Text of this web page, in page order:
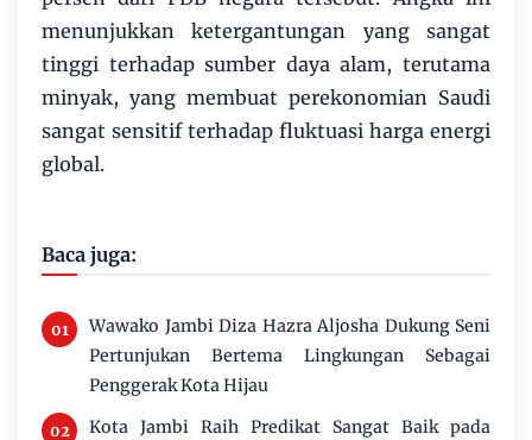
menunjukkan ketergantungan yang sangat
tinggi terhadap sumber daya alam, terutama
minyak, yang membuat perekonomian Saudi
sangat sensitif terhadap fluktuasi harga energi
global.
Baca juga:
Wawako Jambi Diza Hazra Aljosha Dukung Seni
Pertunjukan Bertema Lingkungan Sebagai
Penggerak Kota Hijau
Kota Jambi Raih Predikat Sangat Baik pada